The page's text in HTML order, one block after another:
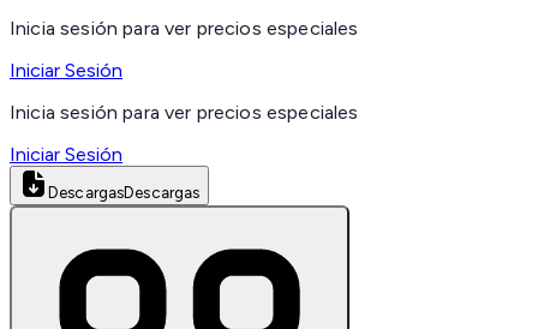
Inicia sesión para ver precios especiales
Iniciar Sesión
Inicia sesión para ver precios especiales
Iniciar Sesión
DescargasDescargas